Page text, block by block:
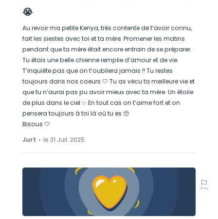
😭
Au revoir ma petite Kenya, très contente de t’avoir connu,
fait les siestes avec toi et ta mère. Promener les matins
pendant que ta mère était encore entrain de se préparer.
Tu étais une belle chienne remplie d’amour et de vie.
T’inquiète pas que on t’oubliera jamais !! Tu restes
toujours dans nos coeurs 🤍 Tu as vécu ta meilleure vie et
que tu n’aurai pas pu avoir mieux avec ta mère. Un étoile
de plus dans le ciel ✨ En tout cas on t’aime fort et on
pensera toujours à toi là où tu es 🥺
Bisous 🤍
Jurt
le 31 Juil. 2025